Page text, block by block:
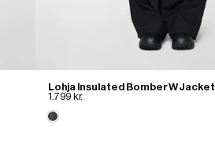
Lohja Insulated Bomber W Jacket
1.799 kr.